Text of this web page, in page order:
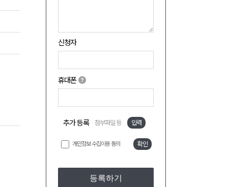
신청자
휴대폰
추가 등록 첨부파일 등 입력
개인정보 수집이용 동의 확인
등록하기